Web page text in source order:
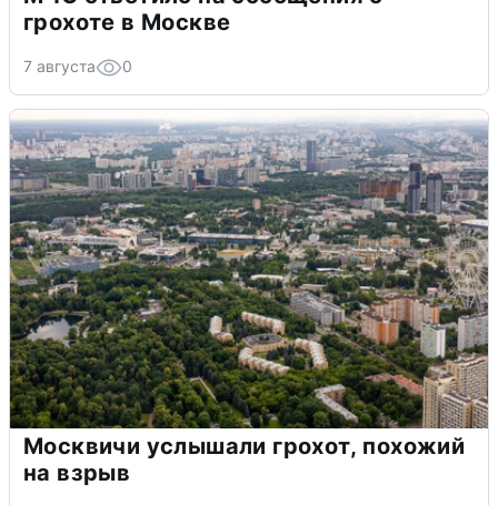
грохоте в Москве
7 августа 0
Москвичи услышали грохот, похожий
на взрыв